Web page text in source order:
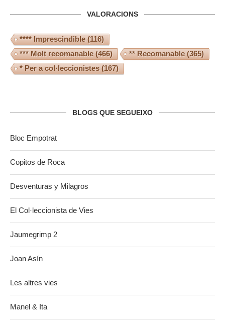
VALORACIONS
**** Imprescindible(116)
*** Molt recomanable(466) ** Recomanable(365)
* Per a col·leccionistes (167)
BLOGS QUE SEGUEIXO
Bloc Empotrat
Copitos de Roca
Desventuras y Milagros
El Col·leccionista de Vies
Jaumegrimp 2
Joan Asín
Les altres vies
Manel & Ita